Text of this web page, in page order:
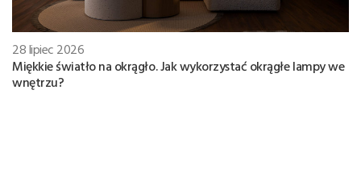
28 lipiec 2026
Miękkie światło na okrągło. Jak wykorzystać okrągłe lampy we
wnętrzu?